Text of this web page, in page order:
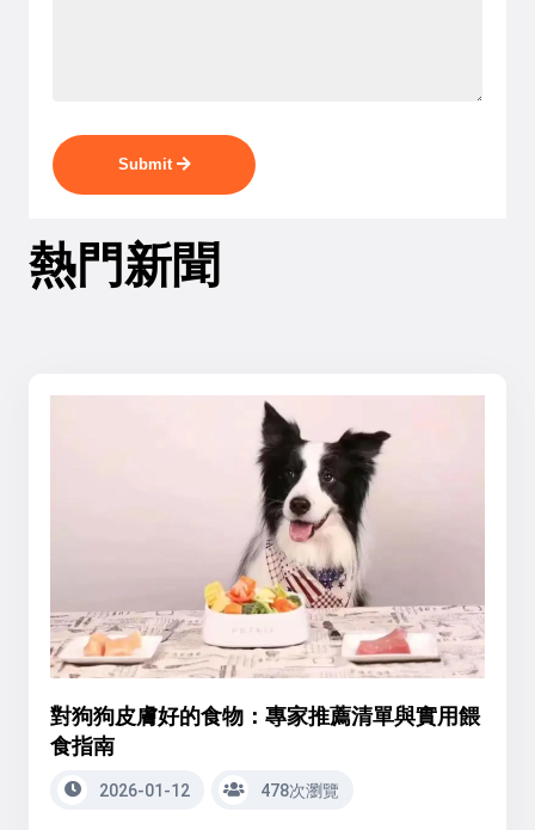
Submit
熱門新聞
對狗狗皮膚好的食物：專家推薦清單與實用餵
食指南
2026-01-12 478次瀏覽